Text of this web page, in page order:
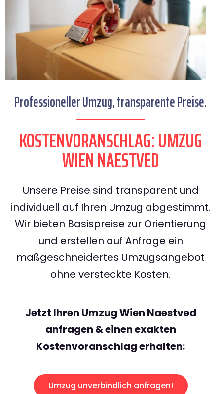
Professioneller Umzug, transparente Preise.
KOSTENVORANSCHLAG: UMZUG
WIEN NAESTVED
Unsere Preise sind transparent und
individuell auf Ihren Umzug abgestimmt.
Wir bieten Basispreise zur Orientierung
und erstellen auf Anfrage ein
maßgeschneidertes Umzugsangebot
ohne versteckte Kosten.
Jetzt Ihren Umzug Wien Naestved
anfragen & einen exakten
Kostenvoranschlag erhalten:
Umzug unverbindlich anfragen!